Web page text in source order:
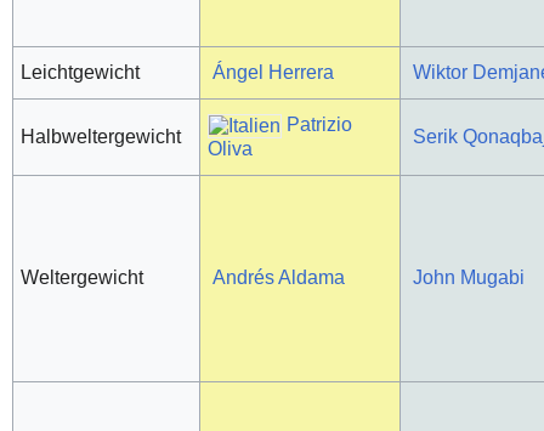
Leichtgewicht Ángel Herrera Wiktor
Halbweltergewicht
Patrizio
Oliva
Serik
Weltergewicht Andrés Aldama John Mugabi